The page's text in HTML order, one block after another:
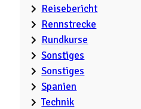
Reisebericht
Rennstrecke
Rundkurse
Sonstiges
Sonstiges
Spanien
Technik